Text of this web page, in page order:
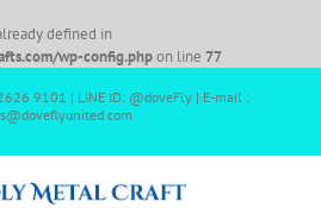
defined in
wp-config.phpon line 77
9101 | LINE ID: @doveFly | E-mail :